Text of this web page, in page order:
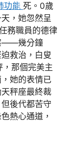
功能 死。0歲
，她忽然呈
務職員的德律
——幾分鐘
救治，白叟
那個完美主
她的表情已
秤座最終裁
後代都苦守
熱心通道，